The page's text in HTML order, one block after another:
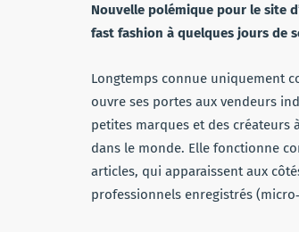
Nouvelle polémique pour le site
fast fashion à quelques jours de
Longtemps connue uniquement
ouvre ses portes aux vendeurs
petites marques et des
dans le monde. Elle fonctionne
articles, qui apparaissent aux
professionnels enregistrés